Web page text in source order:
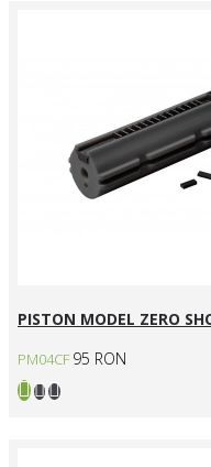
PISTON MODEL ZERO
PM04CF 95 RON